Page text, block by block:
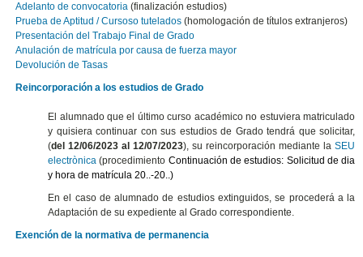
Adelanto de convocatoria (finalización estudios)
Prueba de Aptitud / Cursoso tutelados (homologación de títulos extranjeros)
Presentación del Trabajo Final de Grado
Anulación de matrícula por causa de fuerza mayor
Devolución de Tasas
Reincorporación a los estudios de Grado
El alumnado que el último curso académico no estuviera matriculado
y quisiera continuar con sus estudios de Grado tendrá que solicitar,
(del 12/06/2023 al 12/07/2023), su reincorporación mediante laSEU
electrònica (procedimiento Continuación de estudios: Solicitud de dia
y hora de matrícula 20..-20..)
En el caso de alumnado de estudios extinguidos, se procederá a la
Adaptación de su expediente al Grado correspondiente.
Exención de la normativa de permanencia